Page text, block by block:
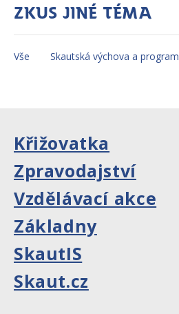
Zkus jiné téma
Vše Skautská výchova a program
Křižovatka
Zpravodajství
Vzdělávací akce
Základny
SkautIS
Skaut.cz